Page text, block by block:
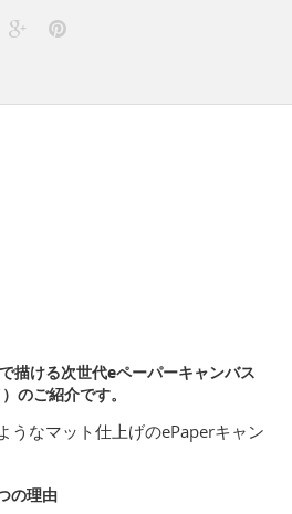
描ける次世代eペーパーキャンバス
のご紹介です。
うなマット仕上げのePaperキャン
の理由